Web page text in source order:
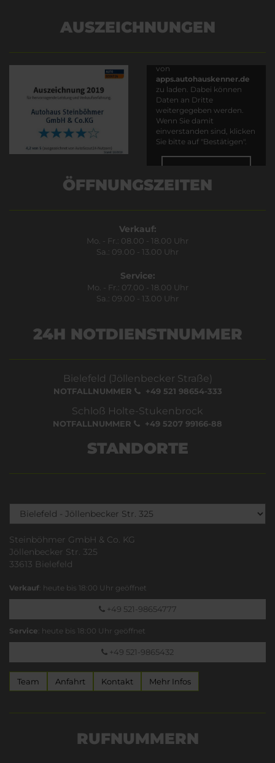
AUSZEICHNUNGEN
von
apps.autohauskenner.de
zu laden. Dabei können
Daten an Dritte
weitergegeben werden.
Wenn Sie damit
einverstanden sind, klicken
Sie bitte auf "Bestätigen".
ÖFFNUNGSZEITEN
Verkauf:
Mo. - Fr.: 08.00 - 18.00 Uhr
Sa.: 09.00 - 13.00 Uhr
Service:
Mo. - Fr.: 07.00 - 18.00 Uhr
Sa.: 09.00 - 13.00 Uhr
24H NOTDIENSTNUMMER
Bielefeld (Jöllenbecker Straße)
NOTFALLNUMMER +49 521 98654-333
Schloß Holte-Stukenbrock
NOTFALLNUMMER +49 5207 99166-88
STANDORTE
Steinböhmer GmbH & Co. KG
Jöllenbecker Str. 325
33613 Bielefeld
Verkauf: heute bis 18:00 Uhr geöffnet
+49 521-98654777
Service: heute bis 18:00 Uhr geöffnet
+49 521-9865432
Team Anfahrt Kontakt Mehr Infos
RUFNUMMERN